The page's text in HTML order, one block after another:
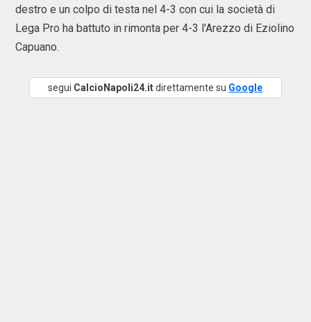
destro e un colpo di testa nel 4-3 con cui la società di
Lega Pro ha battuto in rimonta per 4-3 l'Arezzo di Eziolino
Capuano.
segui CalcioNapoli24.itdirettamente su Google